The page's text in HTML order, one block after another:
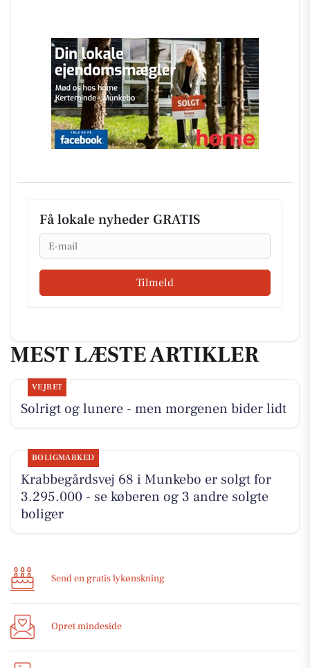
Få lokale nyheder GRATIS
Email
Tilmeld
MEST LÆSTE ARTIKLER
VEJRET
Solrigt og lunere - men morgenen bider lidt
BOLIGMARKED
Krabbegårdsvej 68 i Munkebo er solgt for
3.295.000 - se køberen og 3 andre solgte
boliger
Send en gratis lykønskning
Opret mindeside